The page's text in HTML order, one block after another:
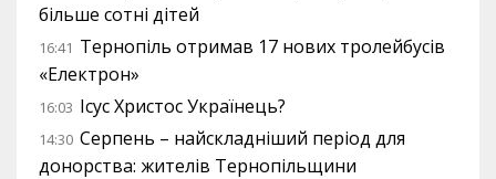
більше сотні дітей
16:41 Тернопіль отримав 17 нових тролейбусів
«Електрон»
16:03 Ісус Христос Українець?
14:30 Серпень – найскладніший період для
донорства: жителів Тернопільщини